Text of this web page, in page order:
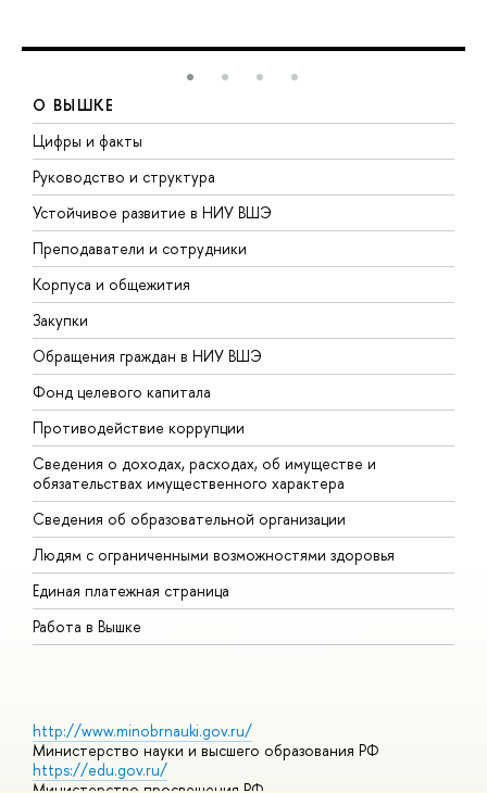
О ВЫШКЕ
Цифры и факты
Руководство и структура
Устойчивое развитие в НИУ ВШЭ
Преподаватели и сотрудники
Корпуса и общежития
Закупки
Обращения граждан в НИУ ВШЭ
Фонд целевого капитала
Противодействие коррупции
Сведения о доходах, расходах, об имуществе и
обязательствах имущественного характера
Сведения об образовательной организации
Людям с ограниченными возможностями здоровья
Единая платежная страница
Работа в Вышке
http://www.minobrnauki.gov.ru/
Министерство науки и высшего образования РФ
https://edu.gov.ru/